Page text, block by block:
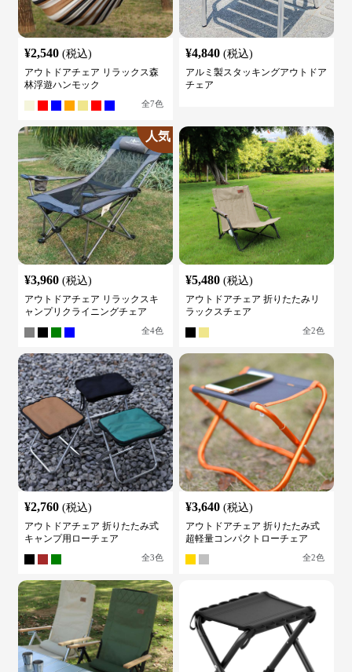
¥2,540 (税込)
アウトドアチェア リラックス森
林浮遊ハンモック
全7色
¥4,840 (税込)
アルミ製スタッキングアウトドア
チェア
人気
¥3,960 (税込)
アウトドアチェア リラックスキ
ャンプリクライニングチェア
全4色
¥5,480 (税込)
アウトドアチェア 折りたたみリ
ラックスチェア
全2色
¥2,760 (税込)
アウトドアチェア 折りたたみ式
キャンプ用ローチェア
全3色
¥3,640 (税込)
アウトドアチェア 折りたたみ式
超軽量コンパクトローチェア
全2色